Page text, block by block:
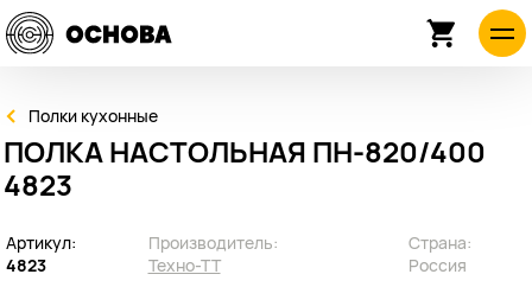
Полки кухонные
ПОЛКА НАСТОЛЬНАЯ ПН-820/400
4823
Артикул:
4823
Производитель:
Техно-ТТ
Страна:
Россия